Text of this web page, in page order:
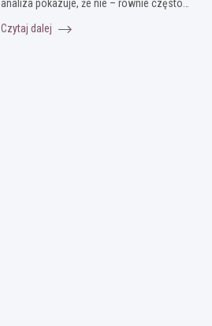
analiza pokazuje, że nie – równie często…
Czytaj dalej